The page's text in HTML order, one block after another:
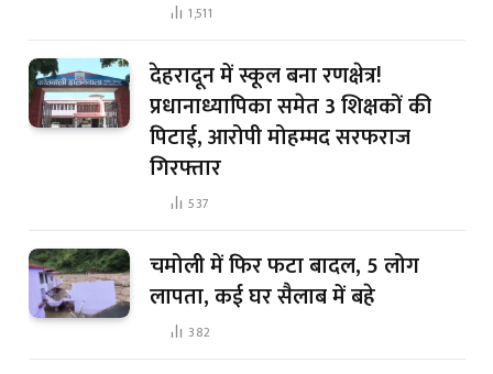
1,511
देहरादून में स्कूल बना रणक्षेत्र!
प्रधानाध्यापिका समेत 3 शिक्षकों की
पिटाई, आरोपी मोहम्मद सरफराज
गिरफ्तार
537
चमोली में फिर फटा बादल, 5 लोग
लापता, कई घर सैलाब में बहे
382